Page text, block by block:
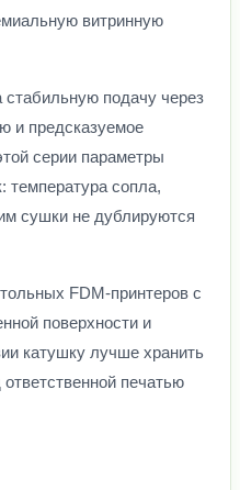
витринную
подачу через
и предсказуемое
серии параметры
температура сопла,
сушки не дублируются
FDM-принтеров с
поверхности и
катушку лучше хранить
печатью